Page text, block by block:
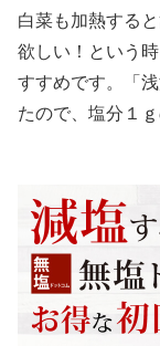
白菜も加熱する
欲しい！という
すすめです。「
たので、塩分１